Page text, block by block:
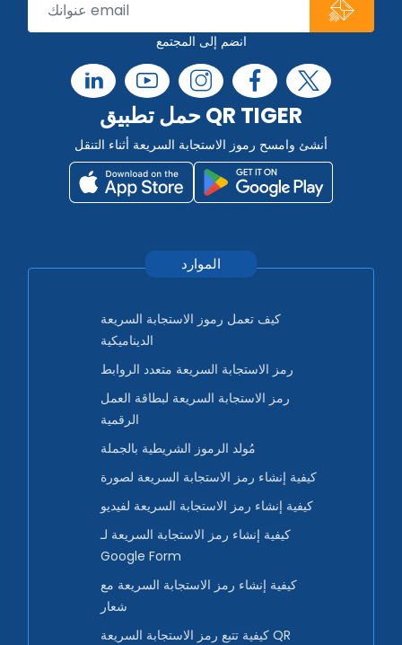
انضم إلى المجتمع
حمل تطبيق QR TIGER
أنشئ وامسح رموز الاستجابة السريعة أثناء التنقل
الموارد
كيف تعمل رموز الاستجابة السريعة
الديناميكية
رمز الاستجابة السريعة متعدد الروابط
رمز الاستجابة السريعة لبطاقة العمل
الرقمية
مُولد الرموز الشريطية بالجملة
كيفية إنشاء رمز الاستجابة السريعة لصورة
كيفية إنشاء رمز الاستجابة السريعة لفيديو
كيفية إنشاء رمز الاستجابة السريعة لـ
Google Form
كيفية إنشاء رمز الاستجابة السريعة مع
شعار
كيفية تتبع رمز الاستجابة السريعة QR